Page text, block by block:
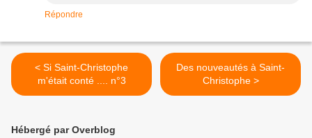
Répondre
< Si Saint-Christophe
m'était conté .... n°3
Des nouveautés à Saint-
Christophe >
Hébergé par Overblog